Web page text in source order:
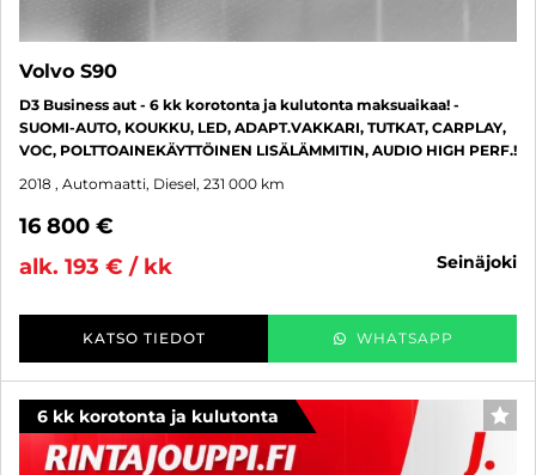
Volvo S90
D3 Business aut - 6 kk korotonta ja kulutonta maksuaikaa! -
SUOMI-AUTO, KOUKKU, LED, ADAPT.VAKKARI, TUTKAT, CARPLAY,
VOC, POLTTOAINEKÄYTTÖINEN LISÄLÄMMITIN, AUDIO HIGH PERF.!
2018 , Automaatti, Diesel, 231 000 km
16 800 €
alk. 193 € / kk
seinäjoki
KATSO TIEDOT WHATSAPP
6 kk korotonta ja kulutonta